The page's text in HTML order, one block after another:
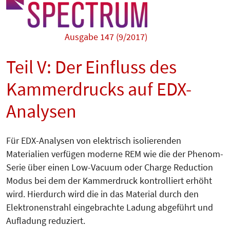
Ausgabe 147 (9/2017)
Teil V: Der Einfluss des
Kammerdrucks auf EDX-
Analysen
Für EDX-Analysen von elektrisch isolierenden
Materialien verfügen moderne REM wie die der Phenom-
Serie über einen Low-Vacuum oder Charge Reduction
Modus bei dem der Kammerdruck kontrolliert erhöht
wird. Hierdurch wird die in das Material durch den
Elektronenstrahl eingebrachte Ladung abgeführt und
Aufladung reduziert.